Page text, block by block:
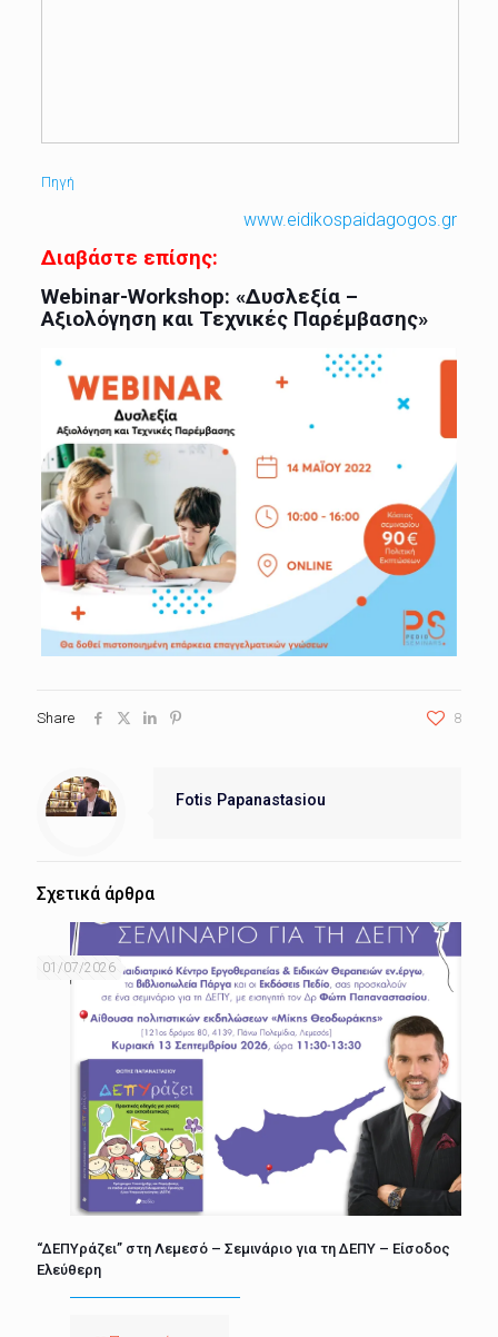
Πηγή
www.eidikospaidagogos.gr
Διαβάστε επίσης:
Webinar-Workshop: «Δυσλεξία –
Αξιολόγηση και Τεχνικές Παρέμβασης»
Share 8
Fotis Papanastasiou
Σχετικά άρθρα
01/07/2026
“ΔΕΠΥράζει” στη Λεμεσό – Σεμινάριο για τη ΔΕΠΥ – Είσοδος
Ελεύθερη